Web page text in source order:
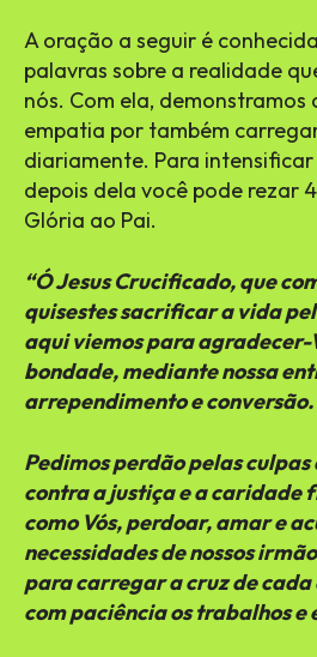
A oração a seguir é
palavras sobre a realidade
nós. Com ela,
empatia por também
diariamente. Para
depois dela você pode rezar
Glória ao Pai.
“Ó Jesus Crucificado, que
quisestes sacrificar a vida
aqui viemos para agradecer-
bondade, mediante nossa
arrependimento e conversão.
Pedimos perdão pelas
contra a justiça e a caridade
como Vós, perdoar, amar e
necessidades de nossos
para carregar a cruz de
com paciência os trabalhos